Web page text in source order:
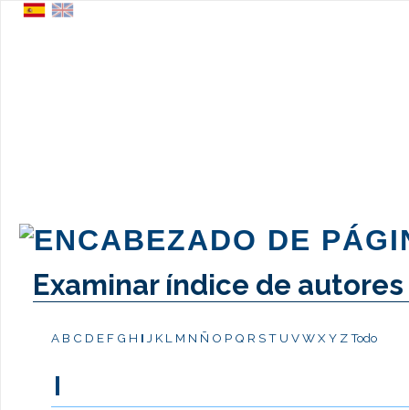
Examinar índice de autores
A B C D E F G H I J K L M N Ñ O P Q R ST U VWXY ZTodo
I